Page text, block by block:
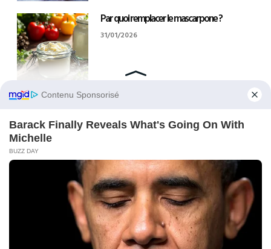
Par quoi remplacer le mascarpone ?
31/01/2026
Comment ranger les couverts à la fin d’un
29/01/2026
Combien pèse un morceau de sucre ?
27/01/2026